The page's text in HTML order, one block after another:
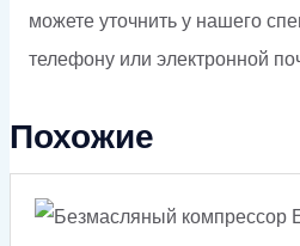
можете уточнить у нашего
телефону или электронной
Похожие